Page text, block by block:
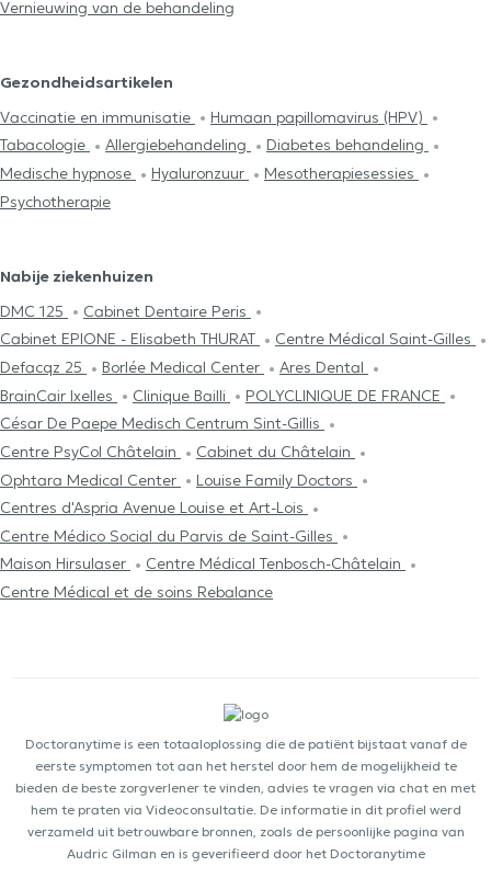
Vernieuwing van de behandeling
Gezondheidsartikelen
Vaccinatie en immunisatie
Humaan papillomavirus (HPV)
Tabacologie
Allergiebehandeling
Diabetes behandeling
Medische hypnose
Hyaluronzuur
Mesotherapiesessies
Psychotherapie
Nabije ziekenhuizen
DMC 125
Cabinet Dentaire Peris
Cabinet EPIONE - Elisabeth THURAT
Centre Médical Saint-Gilles
Defacqz 25
Borlée Medical Center
Ares Dental
BrainCair Ixelles
Clinique Bailli
POLYCLINIQUE DE FRANCE
César De Paepe Medisch Centrum Sint-Gillis
Centre PsyCol Châtelain
Cabinet du Châtelain
Ophtara Medical Center
Louise Family Doctors
Centres d'Aspria Avenue Louise et Art-Lois
Centre Médico Social du Parvis de Saint-Gilles
Maison Hirsulaser
Centre Médical Tenbosch-Châtelain
Centre Médical et de soins Rebalance
Doctoranytime is een totaaloplossing die de patiënt bijstaat vanaf de
eerste symptomen tot aan het herstel door hem de mogelijkheid te
bieden de beste zorgverlener te vinden, advies te vragen via chat en met
hem te praten via Videoconsultatie. De informatie in dit profiel werd
verzameld uit betrouwbare bronnen, zoals de persoonlijke pagina van
Audric Gilman en is geverifieerd door het Doctoranytime